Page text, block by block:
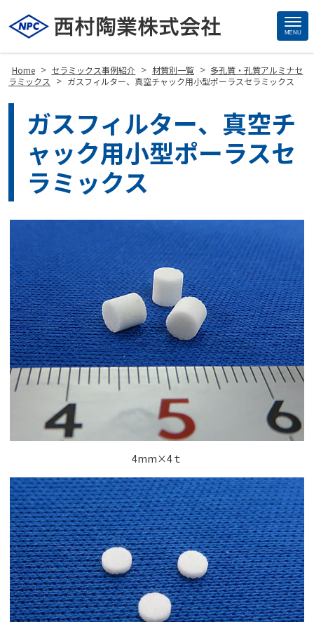
MENU
Home > セラミックス事例紹介 > 材質別一覧 > 多孔質・孔質アルミナセ
ラミックス
> ガスフィルター、真空チャック用小型ポーラスセラミックス
ガスフィルター、真空チ
ャック用小型ポーラスセ
ラミックス
4mm×4ｔ
Site
Footer